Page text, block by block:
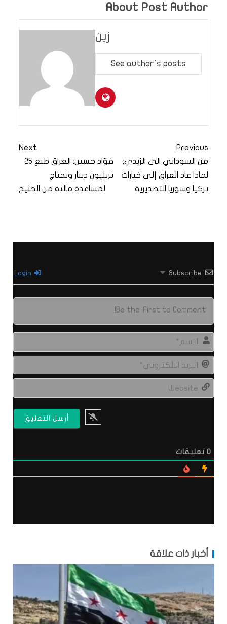
About Post Author
زين
See author's posts
Previous
من السوداني الى الزيدي:
لماذا عاد العراق إلى خيارات
تركيا وسوريا التصديرية
Next
فؤاد حسين: العراق طبع 25
تريليون دينار ونحتاج
لمساعدة مالية من الخليج
Subscribe
0 تعليقات
أخبار ذات علاقة